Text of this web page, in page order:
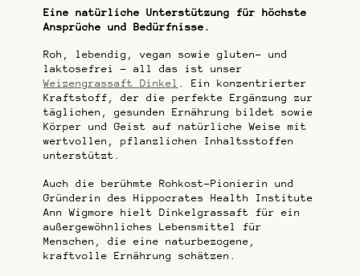
Eine natürliche Unterstützung für höchste
Ansprüche und Bedürfnisse.
Roh, lebendig, vegan sowie gluten- und
laktosefrei – all das ist unser
Weizengrassaft Dinkel . Ein konzentrierter
Kraftstoff, der die perfekte Ergänzung zur
täglichen, gesunden Ernährung bildet sowie
Körper und Geist auf natürliche Weise mit
wertvollen, pflanzlichen Inhaltsstoffen
unterstützt.
Auch die berühmte Rohkost-Pionierin und
Gründerin des Hippocrates Health Institute
Ann Wigmore hielt Dinkelgrassaft für ein
außergewöhnliches Lebensmittel für
Menschen, die eine naturbezogene,
kraftvolle Ernährung schätzen.